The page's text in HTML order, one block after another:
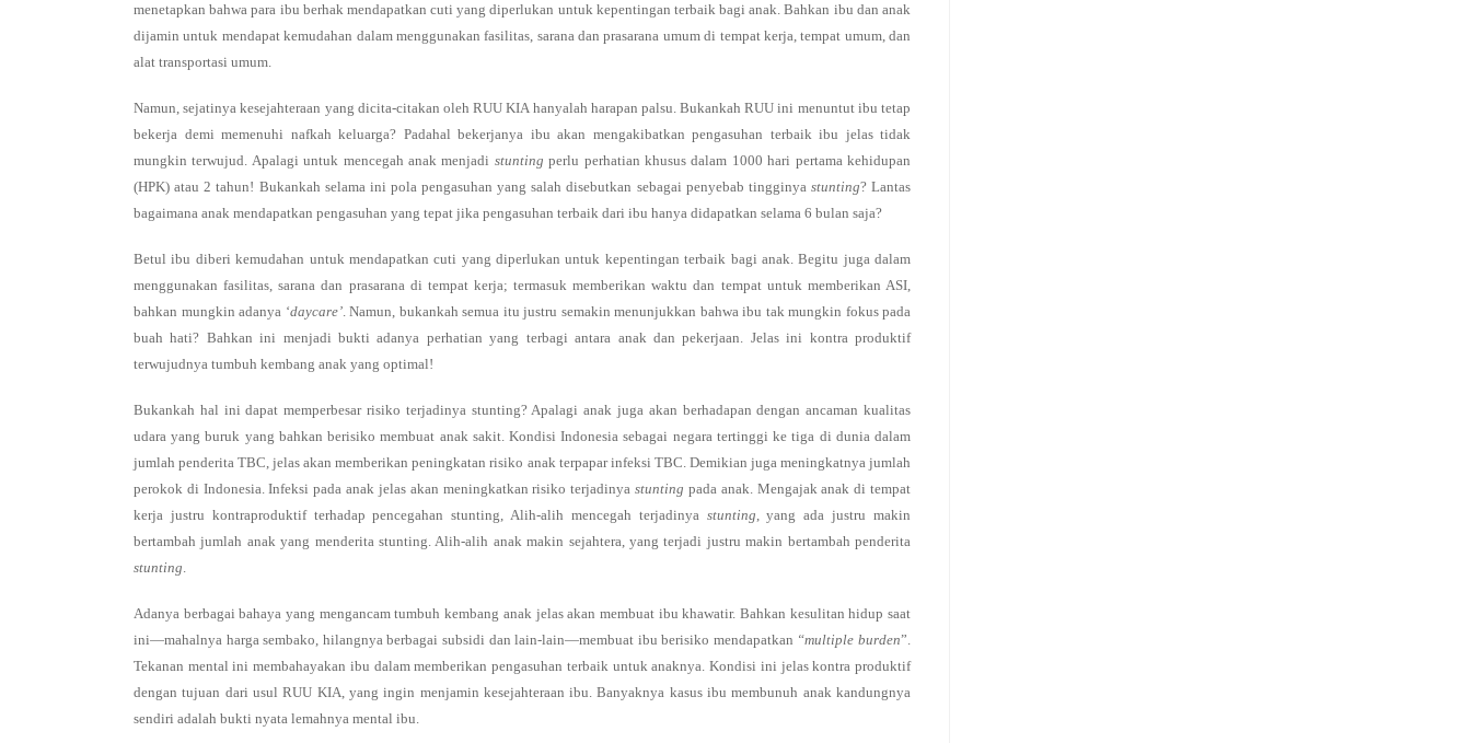
menetapkan bahwa para ibu berhak mendapatkan cuti yang diperlukan untuk kepentingan terbaik bagi anak. Bahkan ibu dan anak
dijamin untuk mendapat kemudahan dalam menggunakan fasilitas, sarana dan prasarana umum di tempat kerja, tempat umum, dan
alat transportasi umum.
Namun, sejatinya kesejahteraan yang dicita-citakan oleh RUU KIA hanyalah harapan palsu. Bukankah RUU ini menuntut ibu tetap
bekerja demi memenuhi nafkah keluarga? Padahal bekerjanya ibu akan mengakibatkan pengasuhan terbaik ibu jelas tidak
mungkin terwujud. Apalagi untuk mencegah anak menjadi stunting perlu perhatian khusus dalam 1000 hari pertama kehidupan
(HPK) atau 2 tahun! Bukankah selama ini pola pengasuhan yang salah disebutkan sebagai penyebab tingginya stunting? Lantas
bagaimana anak mendapatkan pengasuhan yang tepat jika pengasuhan terbaik dari ibu hanya didapatkan selama 6 bulan saja?
Betul ibu diberi kemudahan untuk mendapatkan cuti yang diperlukan untuk kepentingan terbaik bagi anak. Begitu juga dalam
menggunakan fasilitas, sarana dan prasarana di tempat kerja; termasuk memberikan waktu dan tempat untuk memberikan ASI,
bahkan mungkin adanya ‘daycare’. Namun, bukankah semua itu justru semakin menunjukkan bahwa ibu tak mungkin fokus pada
buah hati? Bahkan ini menjadi bukti adanya perhatian yang terbagi antara anak dan pekerjaan. Jelas ini kontra produktif
terwujudnya tumbuh kembang anak yang optimal!
Bukankah hal ini dapat memperbesar risiko terjadinya stunting? Apalagi anak juga akan berhadapan dengan ancaman kualitas
udara yang buruk yang bahkan berisiko membuat anak sakit. Kondisi Indonesia sebagai negara tertinggi ke tiga di dunia dalam
jumlah penderita TBC, jelas akan memberikan peningkatan risiko anak terpapar infeksi TBC. Demikian juga meningkatnya jumlah
perokok di Indonesia. Infeksi pada anak jelas akan meningkatkan risiko terjadinyastunting pada anak. Mengajak anak di tempat
kerja justru kontraproduktif terhadap pencegahan stunting, Alih-alih mencegah terjadinya stunting, yang ada justru makin
bertambah jumlah anak yang menderita stunting. Alih-alih anak makin sejahtera, yang terjadi justru makin bertambah penderita
stunting.
Adanya berbagai bahaya yang mengancam tumbuh kembang anak jelas akan membuat ibu khawatir. Bahkan kesulitan hidup saat
ini—mahalnya harga sembako, hilangnya berbagai subsidi dan lain-lain—membuat ibu berisiko mendapatkan “multiple burden”.
Tekanan mental ini membahayakan ibu dalam memberikan pengasuhan terbaik untuk anaknya. Kondisi ini jelas kontra produktif
dengan tujuan dari usul RUU KIA, yang ingin menjamin kesejahteraan ibu. Banyaknya kasus ibu membunuh anak kandungnya
sendiri adalah bukti nyata lemahnya mental ibu.